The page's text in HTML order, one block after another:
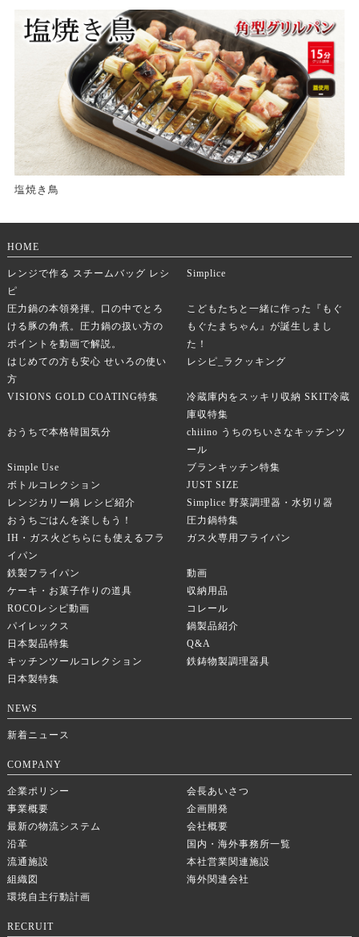
塩焼き鳥
HOME
レンジで作る スチームバッグ レシ
ピ
Simplice
圧力鍋の本領発揮。口の中でとろ
ける豚の角煮。圧力鍋の扱い方の
ポイントを動画で解説。
こどもたちと一緒に作った『もぐ
もぐたまちゃん』が誕生しまし
た！
はじめての方も安心 せいろの使い
方
レシピ_ラクッキング
VISIONS GOLD COATING特集
冷蔵庫内をスッキリ収納 SKIT冷蔵
庫収特集
おうちで本格韓国気分
chiiino うちのちいさなキッチンツ
ール
Simple Use
ブランキッチン特集
ボトルコレクション
JUST SIZE
レンジカリー鍋 レシピ紹介
Simplice 野菜調理器・水切り器
おうちごはんを楽しもう！
圧力鍋特集
IH・ガス火どちらにも使えるフラ
イパン
ガス火専用フライパン
鉄製フライパン
動画
ケーキ・お菓子作りの道具
収納用品
ROCOレシピ動画
コレール
パイレックス
鍋製品紹介
日本製品特集
Q&A
キッチンツールコレクション
鉄鋳物製調理器具
日本製特集
NEWS
新着ニュース
COMPANY
企業ポリシー
会長あいさつ
事業概要
企画開発
最新の物流システム
会社概要
沿革
国内・海外事務所一覧
流通施設
本社営業関連施設
組織図
海外関連会社
環境自主行動計画
RECRUIT